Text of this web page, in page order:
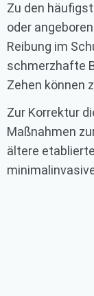
Zu den
oder
Reibung im
schmerzhafte
Zehen können
Zur Korrektur
Maßnahmen
ältere